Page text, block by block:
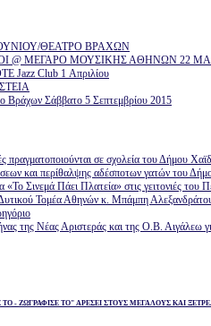
ΘΕΑΤΡΟ ΒΡΑΧΩΝ
@ ΜΕΓΑΡΟ ΜΟΥΣΙΚΗΣ ΑΘΗΝΩΝ 22
Jazz Club 1 Απριλίου
Βράχων Σάββατο 5 Σεπτεμβρίου 2015
πραγματοποιούνται σε σχολεία του Δήμου
και περίθαλψης αδέσποτων γατών του
Σινεμά Πάει Πλατεία» στις γειτονιές του
Τομέα Αθηνών κ. Μπάμπη
της Νέας Αριστεράς και της Ο.Β. Αιγάλεω
- ΖΩΓΡΑΦΙΣΕ ΤΟ" ΑΡΕΣΕΙ ΣΤΟΥΣ ΜΕΓΑΛΟΥΣ ΚΑΙ